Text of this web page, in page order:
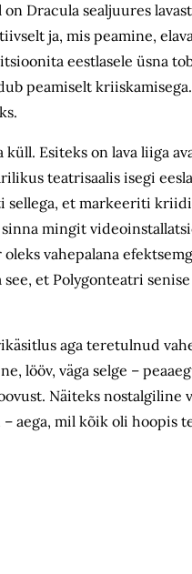
Dracula sealjuures
ja, mis peamine,
eestlasele üsna
peamiselt
Esiteks on lava liiga
teatrisaalis isegi
et markeeriti
mingit
vahepalana
et Polygonteatri
aga teretulnud
lööv, väga selge –
Näiteks nostalgiline
aega, mil kõik oli hoopis